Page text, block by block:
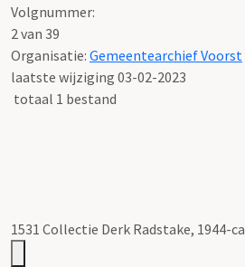
Volgnummer:
2 van 39
Organisatie: Gemeentearchief Voorst
laatste wijziging 03-02-2023
totaal 1 bestand
1531 Collectie Derk Radstake, 1944-